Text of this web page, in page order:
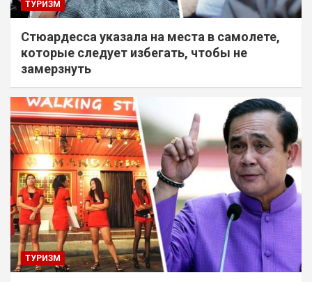
ТУРИЗМ
Стюардесса указала на места в самолете,
которые следует избегать, чтобы не
замерзнуть
ТУРИЗМ